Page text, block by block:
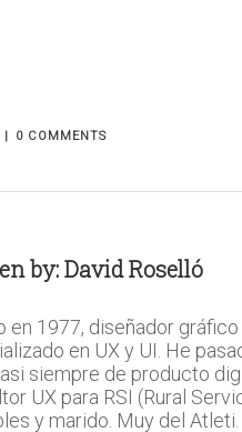
0 COMMENTS
by:David Roselló
en 1977, diseñador
en UX y UI. He
siempre de producto
UX para RSI (Rural
y marido. Muy del